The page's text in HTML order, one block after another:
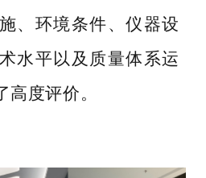
、环境条件、仪器设
水平以及质量体系运
度评价。